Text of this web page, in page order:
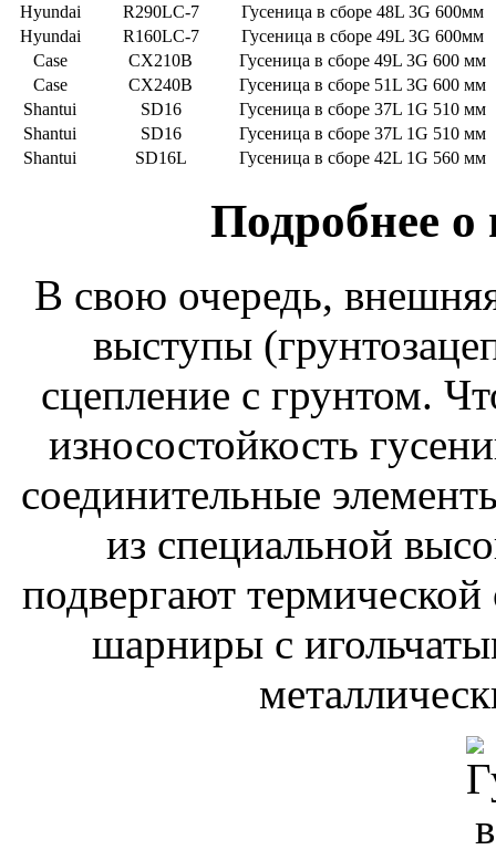
Hyundai
R290LC-7
Гусеница в сборе 48L 3G 600мм
Hyundai
R160LC-7
Гусеница в сборе 49L 3G 600мм
Case
CX210B
Гусеница в сборе 49L 3G 600 мм
Case
CX240B
Гусеница в сборе 51L 3G 600 мм
Shantui
SD16
Гусеница в сборе 37L 1G 510 мм
Shantui
SD16
Гусеница в сборе 37L 1G 510 мм
Shantui
SD16L Гусеница в сборе 42L 1G 560 мм
Подробнее о
В свою очередь,
выступы
сцепление с грунтом.
износостойкость
соединительные
из специальной
подвергают
шарниры с